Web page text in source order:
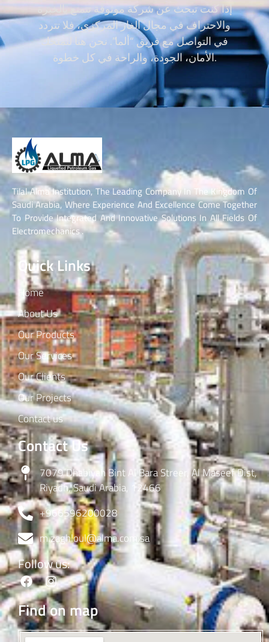
إذا كنت تبحث عن شركة موثوقة تتمتع بالخبرة
والاحتراف في مجال الغاز المركزي، فلا تتردد
في التواصل مع فريق “ألما”. نحن هنا لنمنحك
الأمان، الجودة، والراحة في كل خطوة.
Tilal Alma Institution, The Leading Company In The Kingdom Of
Saudi Arabia, Where Experience And Excellence Come Together
To Provide Integrated And Innovative Solutions In All Fields Of
Electromechanics .
Quick Links
Home
About Us
Our Products
Our Services
Our Clients
Our Projects
Contact us
Contact Us
7079 Dhabiyah Bint Al Bara Streer, Al Maseef Dist,
Riyadh, Saudi Arabia, 12466
+966596200028
m.zaghloul@alma.com.sa
Follow us:
Find on map